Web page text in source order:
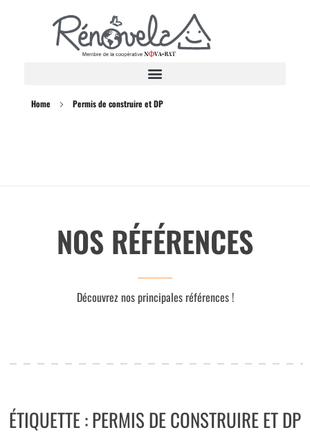
Home Permis de construire et DP
NOS RÉFÉRENCES
Découvrez nos principales références !
ÉTIQUETTE : PERMIS DE CONSTRUIRE ET DP